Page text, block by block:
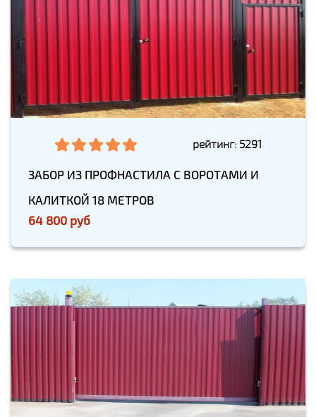
рейтинг: 5291
ЗАБОР ИЗ ПРОФНАСТИЛА С ВОРОТАМИ И
КАЛИТКОЙ 18 МЕТРОВ
64 800 руб